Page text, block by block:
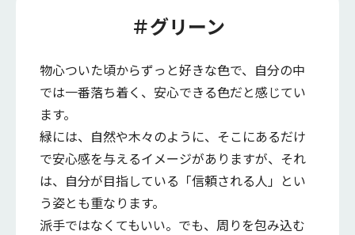
＃グリーン
物心ついた頃からずっと好きな色で、自分の中
では一番落ち着く、安心できる色だと感じてい
ます。
緑には、自然や木々のように、そこにあるだけ
で安心感を与えるイメージがありますが、それ
は、自分が目指している「信頼される人」とい
う姿とも重なります。
派手ではなくてもいい。でも、周りを包み込む